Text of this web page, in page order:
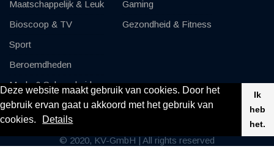
Deze website maakt gebruik van cookies. Door het
gebruik ervan gaat u akkoord met het gebruik van
cookies.
Details
Ik
heb
het.
Maatschappelijk & Leuk
Bioscoop & TV
Sport
Beroemdheden
Mode & Schoonheid
Auto's & Motor
Gaming
Gezondheid & Fitness
© 2020, KV-GmbH | All rights reserved